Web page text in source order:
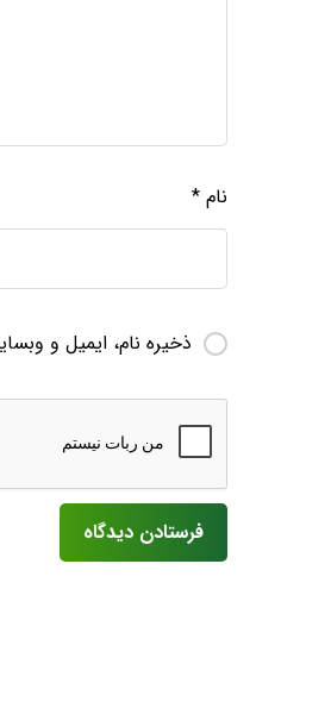
نام *
ذخیره نام، ایمیل و